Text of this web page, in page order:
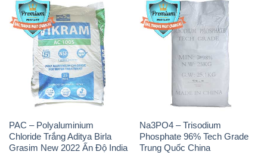
PAC – Polyaluminium
Chloride Trắng Aditya Birla
Grasim New 2022 Ấn Độ India
Phosphate 96% Tech Grade
Trung Quốc China